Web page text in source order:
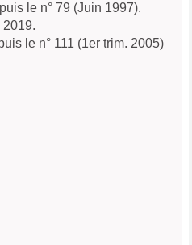
le n° 79 (Juin 1997).
2019.
le n° 111 (1er trim. 2005)